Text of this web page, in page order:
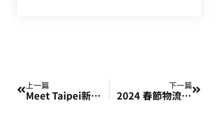
上一篇
Meet Taipei新創展覽活動
下一篇
2024 春節物流調整通知